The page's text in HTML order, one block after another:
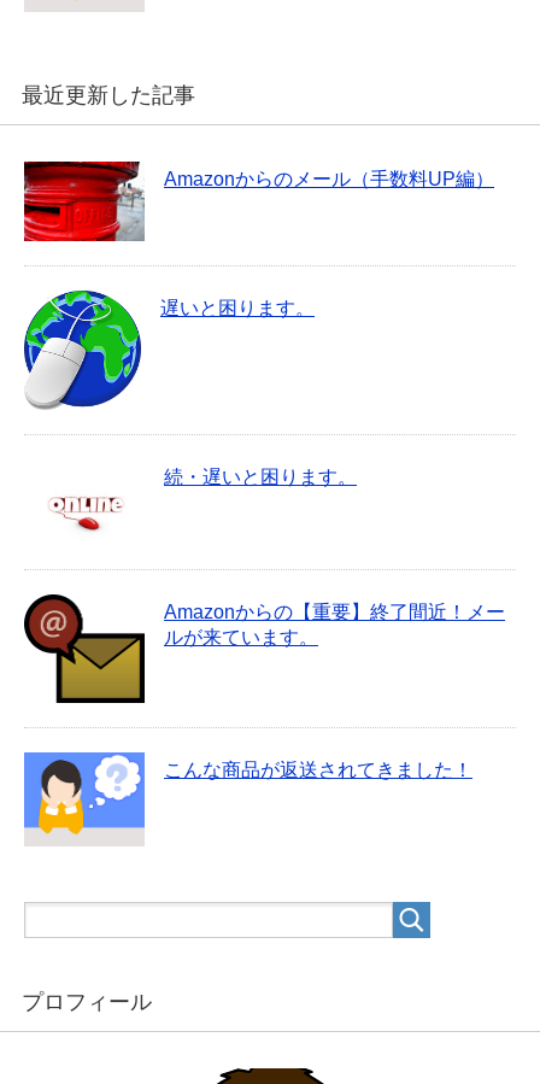
最近更新した記事
Amazonからのメール（手数料UP編）
遅いと困ります。
続・遅いと困ります。
Amazonからの【重要】終了間近！メー
ルが来ています。
こんな商品が返送されてきました！
プロフィール